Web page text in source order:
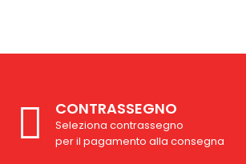
CONTRASSEGNO
Seleziona contrassegno
per il pagamento alla consegna